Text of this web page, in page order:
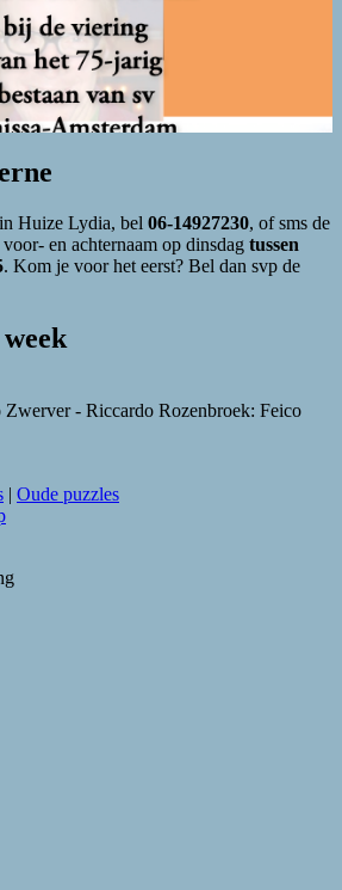
Huize Lydia, bel 06-14927230, of sms de
voor- en achternaam op dinsdag tussen
. Kom je voor het eerst? Bel dan svp de
- Riccardo Rozenbroek: Feico
| Oude puzzles